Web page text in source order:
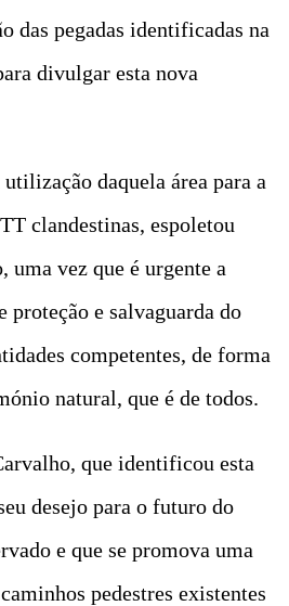
das pegadas identificadas na
divulgar esta nova
daquela área para a
clandestinas, espoletou
uma vez que é urgente a
proteção e salvaguarda do
competentes, de forma
natural, que é de todos.
que identificou esta
desejo para o futuro do
e que se promova uma
pedestres existentes